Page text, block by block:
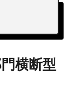
型 連携
える影
横断型